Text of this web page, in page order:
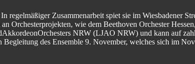
regelmäßiger Zusammenarbeit spiet sie im Wiesbadener
Orchesterprojekten, wie dem Beethoven Orchester
NRW (LJAO NRW) und kann auf
des Ensemble 9. November, welches sich im